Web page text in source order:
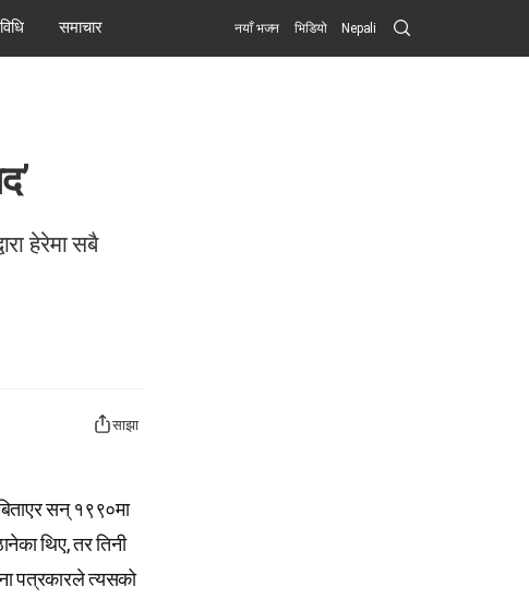
समाचार नयाँ भजन भिडियो Nepali Search
Submit
हेरेमा सबै
साझा
सन् १९९०मा
थिए, तर तिनी
पत्रकारले त्यसको